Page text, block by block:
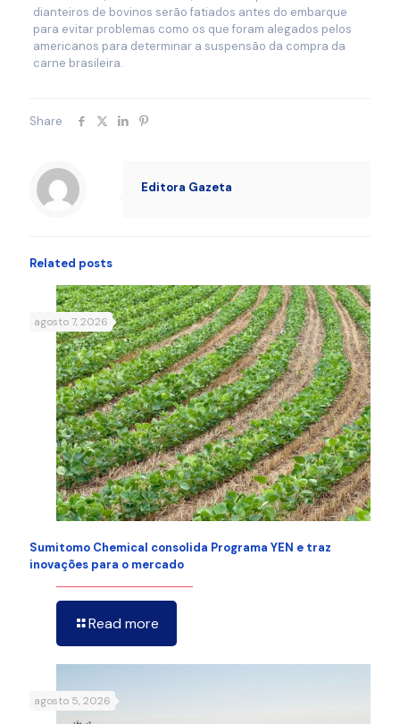
dianteiros de bovinos serão fatiados antes do embarque
para evitar problemas como os que foram alegados pelos
americanos para determinar a suspensão da compra da
carne brasileira.
Share
Editora Gazeta
Related posts
agosto 7, 2026
Sumitomo Chemical consolida Programa YEN e traz
inovações para o mercado
Read more
agosto 5, 2026